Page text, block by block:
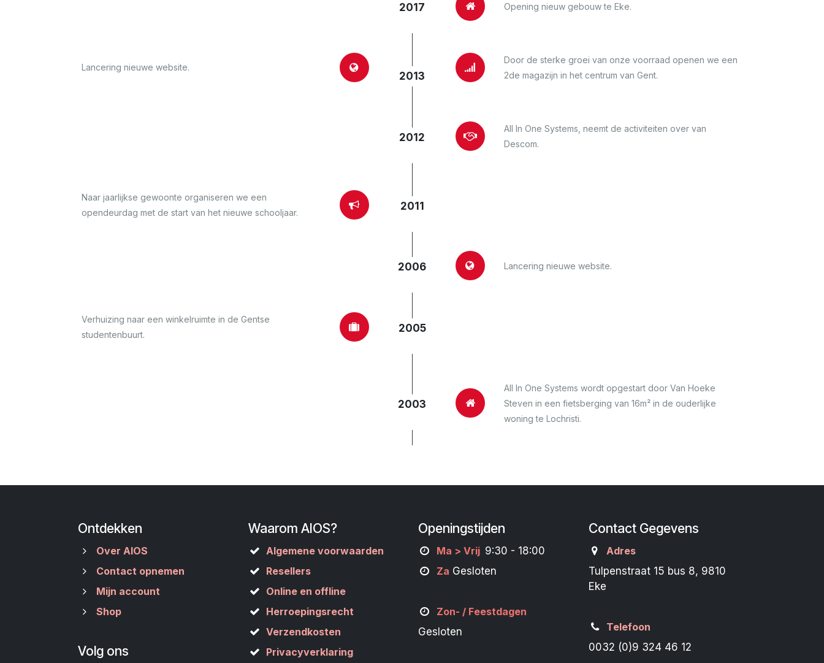
2017 Opening nieuw gebouw te Eke.
2013
Lancering nieuwe website.
Door de sterke groei van onze voorraad openen we een
2de magazijn in het centrum van Gent.
2012
All In One Systems, neemt de activiteiten over van
Descom.
2011
Naar jaarlijkse gewoonte organiseren we een
opendeurdag met de start van het nieuwe schooljaar.
2006 Lancering nieuwe website.
2005
Verhuizing naar een winkelruimte in de Gentse
studentenbuurt.
2003
All In One Systems wordt opgestart door Van Hoeke
Steven in een fietsberging van 16m² in de ouderlijke
woning te Lochristi.
Ontdekken
Over AIOS
Contact opnemen
Mijn account
Shop
Waarom AIOS?
Algemene voorwaarden
Resellers
Online en offline
Herroepingsrecht
Verzendkosten
Privacyverklaring
Openingstijden
Ma > Vrij 9:30 - 18:00
Za Gesloten
Zon- / Feestdagen
Gesloten
Contact Gegevens
Adres
Tulpenstraat 15 bus 8, 9810
Eke
Telefoon
0032 (0)9 324 46 12
Volg ons